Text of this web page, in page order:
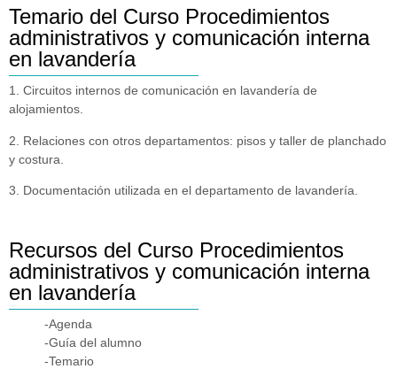
Temario del Curso Procedimientos
administrativos y comunicación interna
en lavandería
1. Circuitos internos de comunicación en lavandería de
alojamientos.
2. Relaciones con otros departamentos: pisos y taller de planchado
y costura.
3. Documentación utilizada en el departamento de lavandería.
Recursos del Curso Procedimientos
administrativos y comunicación interna
en lavandería
-Agenda
-Guía del alumno
-Temario